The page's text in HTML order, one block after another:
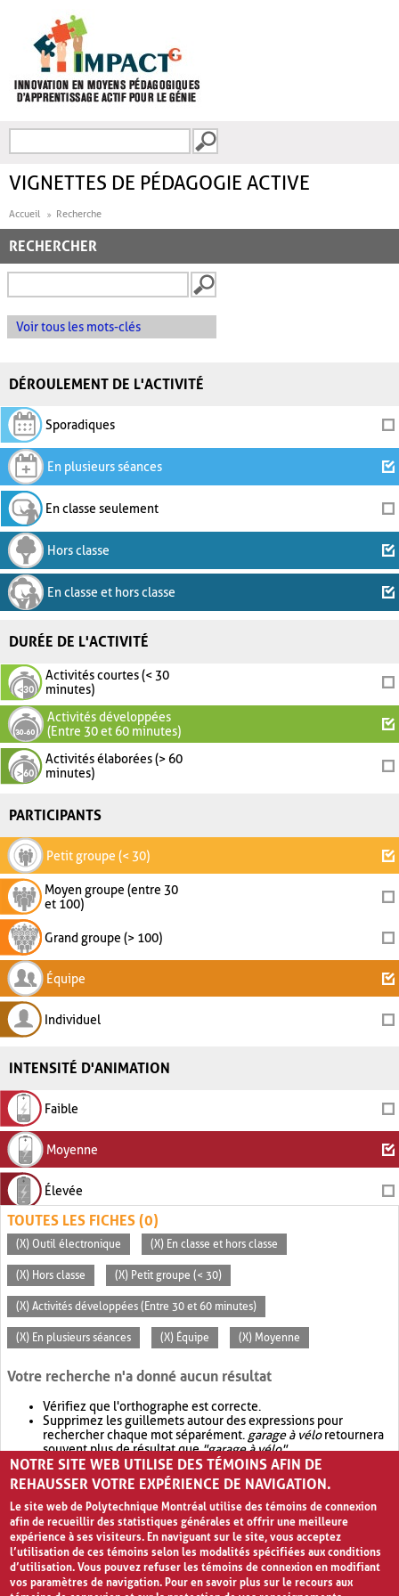
FORMULAIRE DE
VIGNETTES DE PÉDAGOGIE ACTIVE
Accueil Recherche
RECHERCHER
Voir tous les mots-clés
DÉROULEMENT DE L'ACTIVITÉ
Sporadiques
En plusieurs séances
En classe seulement
Hors classe
En classe et hors classe
DURÉE DE L'ACTIVITÉ
Activités courtes (< 30
minutes)
Activités développées
(Entre 30 et 60 minutes)
Activités élaborées (> 60
minutes)
PARTICIPANTS
Petit groupe (< 30)
Moyen groupe (entre 30
et 100)
Grand groupe (> 100)
Équipe
Individuel
INTENSITÉ D'ANIMATION
Faible
Moyenne
Élevée
TOUTES LES FICHES (0)
(X) Outil électronique (X) En classe et hors classe
(X) Hors classe (X) Petit groupe (< 30)
(X) Activités développées (Entre 30 et 60 minutes)
(X) En plusieurs séances (X) Équipe (X) Moyenne
Votre recherche n'a donné aucun résultat
Vérifiez que l'orthographe est correcte.
Supprimez les guillemets autour des expressions pour
rechercher chaque mot séparément. garage à véloretournera
souvent plus de résultat que"garage à vélo".
Envisagez d'élargir votre recherche avec OR.garage OR vélo
retournera souvent plus de résultat quegarage à vélo
NOTRE SITE WEB UTILISE DES TÉMOINS AFIN DE
REHAUSSER VOTRE EXPÉRIENCE DE NAVIGATION.
Le site web de Polytechnique Montréal utilise des témoins de connexion
afin de recueillir des statistiques générales et offrir une meilleure
expérience à ses visiteurs. En naviguant sur le site, vous acceptez
l’utilisation de ces témoins selon les modalités spécifiées aux conditions
d’utilisation. Vous pouvez refuser les témoins de connexion en modifiant
vos paramètres de navigation. Pour en savoir plus sur le recours aux